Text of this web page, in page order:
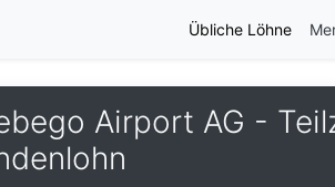
Übliche Löhne
Airport AG -